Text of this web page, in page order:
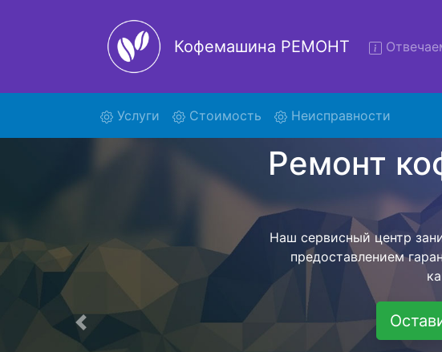
Кофемашина РЕМОНТ
Услуги (current)Стоимость Неисправности
Ремонт
с
Мы предоставляем
вывозом техники в
обратно. Цена
Предыдущая